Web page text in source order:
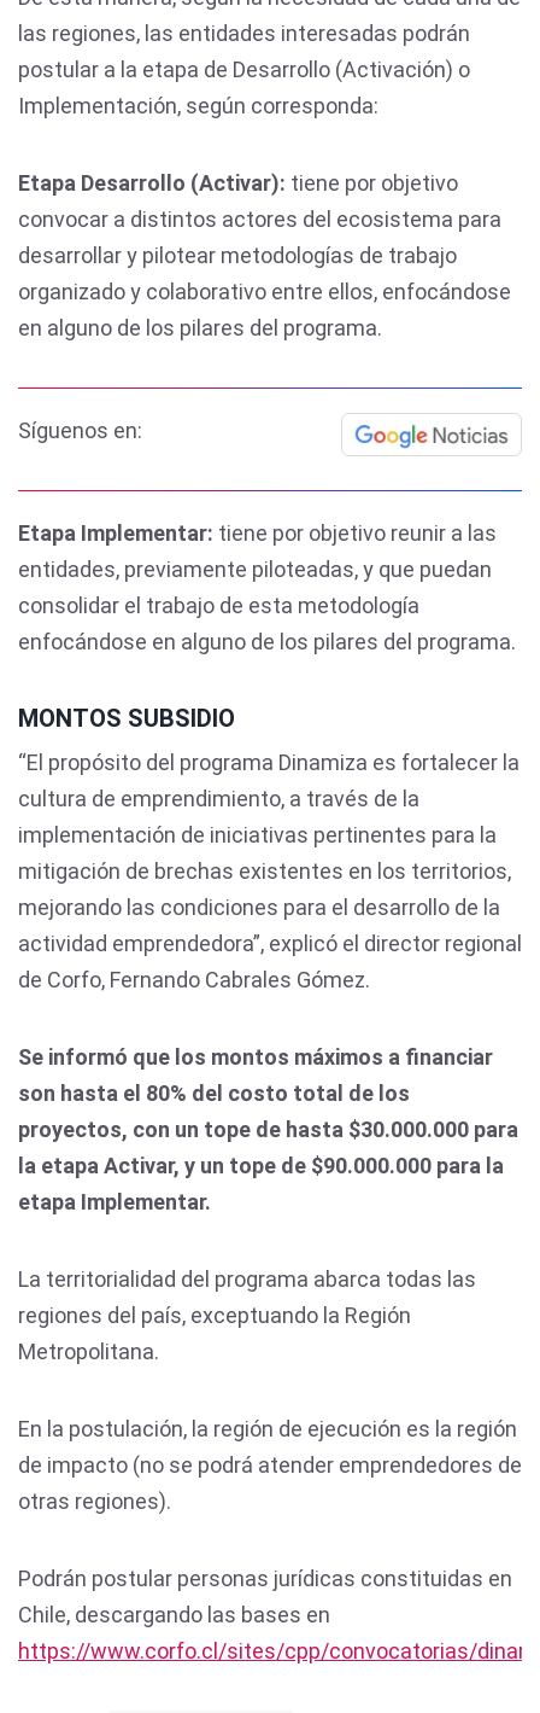
las regiones, las entidades interesadas podrán
postular a la etapa de Desarrollo (Activación) o
Implementación, según corresponda:
Etapa Desarrollo (Activar): tiene por objetivo
convocar a distintos actores del ecosistema para
desarrollar y pilotear metodologías de trabajo
organizado y colaborativo entre ellos, enfocándose
en alguno de los pilares del programa.
Síguenos en:
Etapa Implementar: tiene por objetivo reunir a las
entidades, previamente piloteadas, y que puedan
consolidar el trabajo de esta metodología
enfocándose en alguno de los pilares del programa.
MONTOS SUBSIDIO
“El propósito del programa Dinamiza es fortalecer la
cultura de emprendimiento, a través de la
implementación de iniciativas pertinentes para la
mitigación de brechas existentes en los territorios,
mejorando las condiciones para el desarrollo de la
actividad emprendedora”, explicó el director regional
de Corfo, Fernando Cabrales Gómez.
Se informó que los montos máximos a financiar
son hasta el 80% del costo total de los
proyectos, con un tope de hasta $30.000.000 para
la etapa Activar, y un tope de $90.000.000 para la
etapa Implementar.
La territorialidad del programa abarca todas las
regiones del país, exceptuando la Región
Metropolitana.
En la postulación, la región de ejecución es la región
de impacto (no se podrá atender emprendedores de
otras regiones).
Podrán postular personas jurídicas constituidas en
Chile, descargando las bases en
https://www.corfo.cl/sites/cpp/convocatorias/